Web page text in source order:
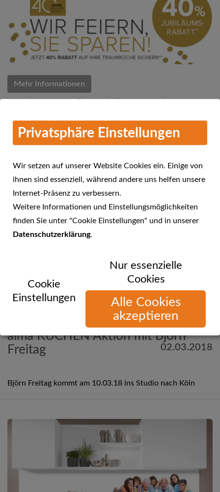
Mehr Informationen
Küchen Quelle feiert 40 Jahre Küchenglück
alma KÜCHEN Aktion mit Björn
Freitag
02.03.2018
Björn Freitag kommt am 10.03.18 ins Studio nach Köln
Privatsphäre Einstellungen
Wir setzen auf unserer Website Cookies ein. Einige von
ihnen sind essenziell, während andere uns helfen unsere
Internet-Präsenz zu verbessern.
Weitere Informationen und Einstellungsmöglichkeiten
finden Sie unter "Cookie Einstellungen" und in unserer
Datenschutzerklärung.
Cookie
Einstellungen
Nur essenzielle
Cookies
Alle Cookies
akzeptieren